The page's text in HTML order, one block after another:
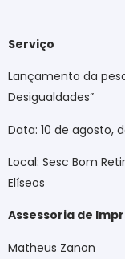
Serviço
Lançamento da
Desigualdades”
Data: 10 de agosto,
Local: Sesc Bom
Elíseos
Assessoria de
Matheus Zanon